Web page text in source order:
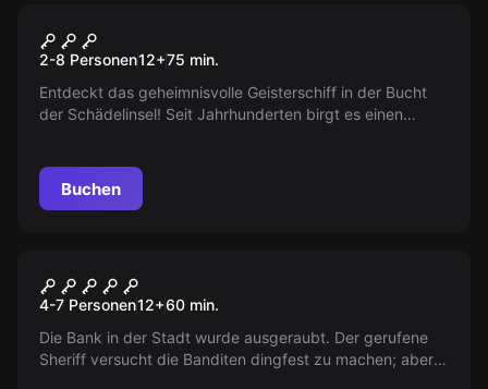
Die 3 1/2 Flüche der
Schwarzen Witwe
2-8 Personen12+75 min.
Entdeckt das geheimnisvolle Geisterschiff in der Bucht
der Schädelinsel! Seit Jahrhunderten birgt es einen
dorthin ist voller unerwarteter Gefahren!
Buchen
Der Saloon
4-7 Personen12+60 min.
Die Bank in der Stadt wurde ausgeraubt. Der gerufene
Sheriff versucht die Banditen dingfest zu machen; aber